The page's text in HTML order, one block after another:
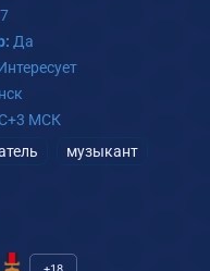
Да
МСК
музыкант